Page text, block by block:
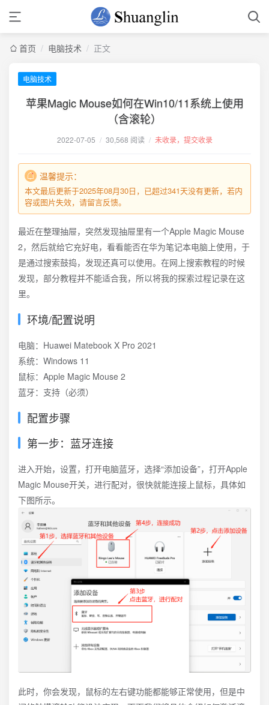
首页 / 电脑技术 / 正文
电脑技术
苹果Magic Mouse如何在Win10/11系统上使用
（含滚轮）
2022-07-05 / 30,568 阅读 / 未收录，提交收录
温馨提示：
本文最后更新于2025年08月30日，已超过341天没有更新，若内
容或图片失效，请留言反馈。
最近在整理抽屉，突然发现抽屉里有一个Apple Magic Mouse
2，然后就给它充好电，看看能否在华为笔记本电脑上使用，于
是通过搜索鼓捣，发现还真可以使用。在网上搜索教程的时候
发现，部分教程并不能适合我，所以将我的探索过程记录在这
里。
环境/配置说明
电脑：Huawei Matebook X Pro 2021
系统：Windows 11
鼠标：Apple Magic Mouse 2
蓝牙：支持（必须）
配置步骤
第一步：蓝牙连接
进入开始，设置，打开电脑蓝牙，选择“添加设备”，打开Apple
Magic Mouse开关，进行配对，很快就能连接上鼠标，具体如
下图所示。
此时，你会发现，鼠标的左右键功能都能够正常使用，但是中